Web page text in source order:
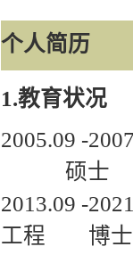
个人简历
1.教育状况
2005.09 -
硕士
2013.09 -
工程
博士